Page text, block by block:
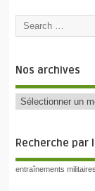
Nos archives
Recherche par
entraînements militaires